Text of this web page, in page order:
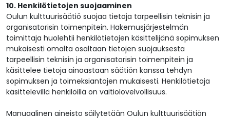
10. Henkilötietojen suojaaminen
Oulun kulttuurisäätiö suojaa tietoja tarpeellisin teknisin ja
organisatorisin toimenpitein. Hakemusjärjestelmän
toimittaja huolehtii henkilötietojen käsittelijänä sopimuksen
mukaisesti omalta osaltaan tietojen suojauksesta
tarpeellisin teknisin ja organisatorisin toimenpitein ja
käsittelee tietoja ainoastaan säätiön kanssa tehdyn
sopimuksen ja toimeksiantojen mukaisesti. Henkilötietoja
käsittelevillä henkilöillä on vaitiolovelvollisuus.
Manuaalinen aineisto säilytetään Oulun kulttuurisäätiön